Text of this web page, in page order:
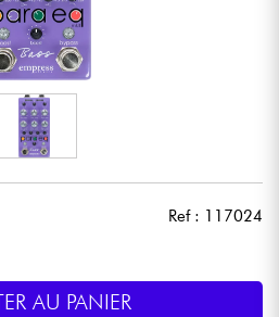
Ref : 117024
AU PANIER